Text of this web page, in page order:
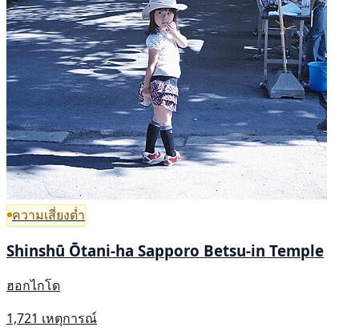
ความเสี่ยงต่ำ
Shinshū Ōtani-ha Sapporo Betsu-in Temple
ฮอกไกโด
1,721 เหตุการณ์